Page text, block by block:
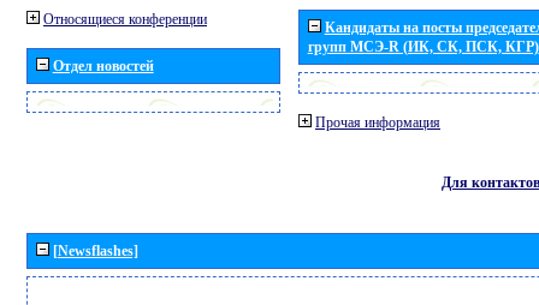
Относящиеся конференции
Отдел новостей
Кандидаты на посты
групп МСЭ-R (ИК, СК, ПСК, КГР)
Прочая информация
Для контактов
[Newsflashes]